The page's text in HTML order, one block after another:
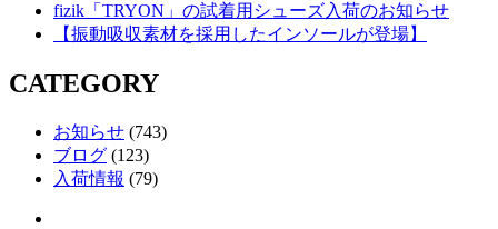
fizik「TRYON」の試着用シューズ入荷のお知らせ
【振動吸収素材を採用したインソールが登場】
CATEGORY
お知らせ (743)
ブログ (123)
入荷情報 (79)